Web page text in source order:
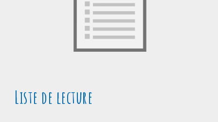
Liste de lecture